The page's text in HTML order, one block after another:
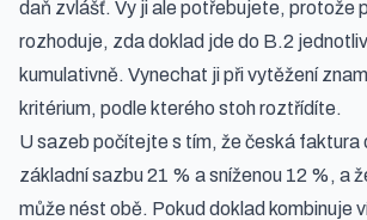
daň zvlášť. Vy ji ale potřebujete, protože
rozhoduje, zda doklad jde do B.2
kumulativně. Vynechat ji při vytěžení
kritérium, podle kterého stoh roztřídíte.
U sazeb počítejte s tím, že česká faktura
základní sazbu 21 % a sníženou 12 %, a
může nést obě. Pokud doklad kombinuje